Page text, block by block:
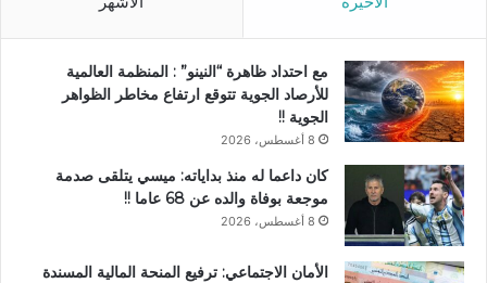
مع احتداد ظاهرة “النينو” : المنظمة العالمية
للأرصاد الجوية تتوقع ارتفاع مخاطر الظواهر
الجوية !!
8 أغسطس، 2026
كان داعما له منذ بداياته: ميسي يتلقى صدمة
موجعة بوفاة والده عن 68 عاما !!
8 أغسطس، 2026
الأمان الاجتماعي: ترفيع المنحة المالية المسندة